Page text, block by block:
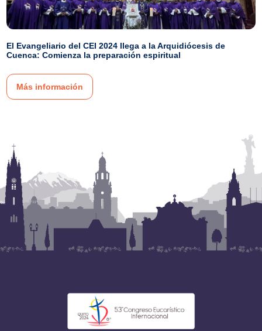
El Evangeliario del CEI 2024 llega a la Arquidiócesis de
Cuenca: Comienza la preparación espiritual
Más información